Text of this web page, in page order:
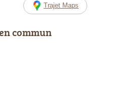
Trajet Maps
commun